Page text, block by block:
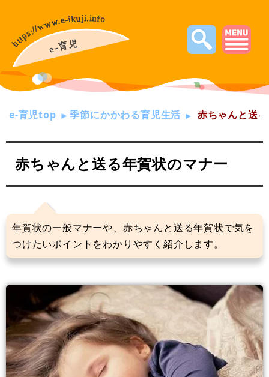
e-育児top 季節にかかわる育児生活 赤ちゃんと送
赤ちゃんと送る年賀状のマナー
年賀状の一般マナーや、赤ちゃんと送る年賀状で気を
つけたいポイントをわかりやすく紹介します。